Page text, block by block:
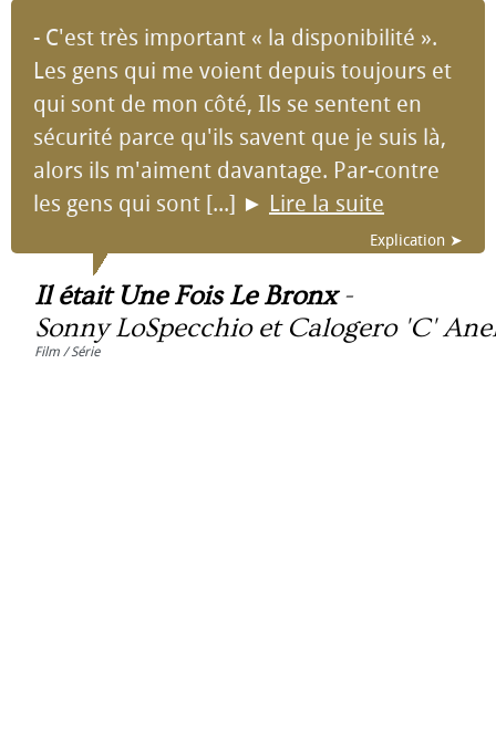
- C'est très important « la disponibilité ».
Les gens qui me voient depuis toujours et
qui sont de mon côté, Ils se sentent en
sécurité parce qu'ils savent que je suis là,
alors ils m'aiment davantage. Par-contre
les gens qui sont [...] ► Lire la suite
Explication ➤
Il était Une Fois Le Bronx-
Sonny LoSpecchio et Calogero 'C'
Film / Série